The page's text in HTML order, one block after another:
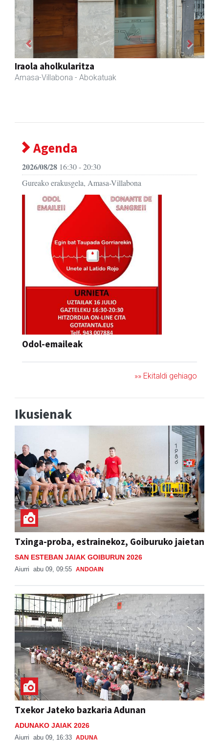
Akam espazioa
Amasa-Villabona - Arropa-dendak
Previous Next
Agenda
2026/08/28 16:30 - 20:30
Gureako erakusgela, Amasa-Villabona
Odol-emaileak
»» Ekitaldi gehiago
Ikusienak
Txinga-proba, estrainekoz, Goiburuko jaietan
SAN ESTEBAN JAIAK GOIBURUN 2026
Aiurri abu 09, 09:55 ANDOAIN
Txekor Jateko bazkaria Adunan
ADUNAKO JAIAK 2026
Aiurri abu 09, 16:33 ADUNA